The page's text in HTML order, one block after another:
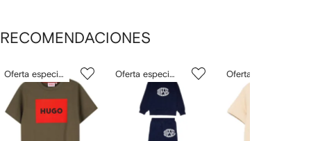
RECOMENDACIONES
de
Oferta especial
de
Oferta especial
de